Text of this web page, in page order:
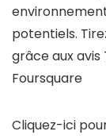
potentiels.
grâce aux avis
Foursquare
Cliquez-ici